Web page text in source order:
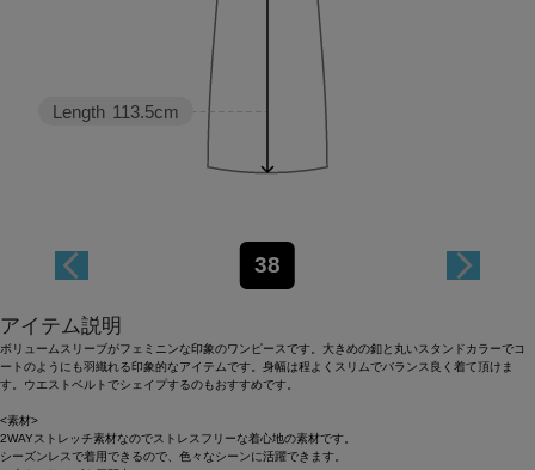
Length 113.5cm
38
アイテム説明
ボリュームスリーブがフェミニンな印象のワンピースです。大きめの釦と丸いスタンドカラーでコ
ートのようにも羽織れる印象的なアイテムです。身幅は程よくスリムでバランス良く着て頂けま
す。ウエストベルトでシェイプするのもおすすめです。
<素材>
2WAYストレッチ素材なのでストレスフリーな着心地の素材です。
シーズンレスで着用できるので、色々なシーンに活躍できます。